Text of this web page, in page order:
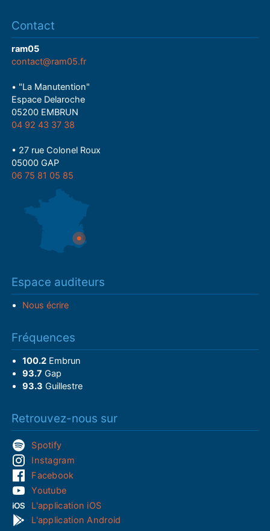
Contact
ram05
contact@ram05.fr
• "La Manutention"
Espace Delaroche
05200 EMBRUN
04 92 43 37 38
• 27 rue Colonel Roux
05000 GAP
06 75 81 05 85
Espace auditeurs
Nous écrire
Fréquences
100.2Embrun
93.7 Gap
93.3 Guillestre
Retrouvez-nous sur
Spotify
Instagram
Facebook
Youtube
L'application iOS
L'application Android